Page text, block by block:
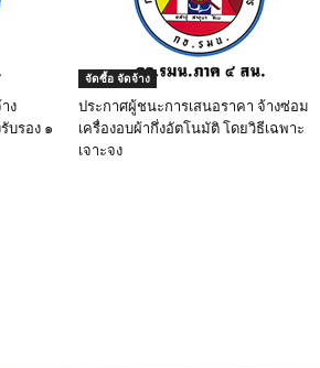
ง
บรอง ๑
จัดซื้อ จัดจ้าง
ประกาศผู้ชนะการเสนอราคา จ้างซ่อม
เครื่องอบผ้ากึ่งอัตโนมัติ โดยวิธีเฉพาะ
เจาะจง